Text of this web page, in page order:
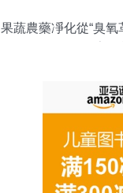
果蔬農藥凈化從“臭氧